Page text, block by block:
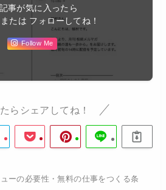
事が気に入ったら
たは フォローしてね！
Follow Me
らシェアしてね！
ーの必要性・無料の仕事をつくる条